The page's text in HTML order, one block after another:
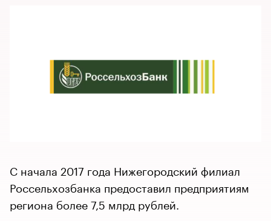
С начала 2017 года Нижегородский филиал
Россельхозбанка предоставил предприятиям
региона более 7,5 млрд рублей.